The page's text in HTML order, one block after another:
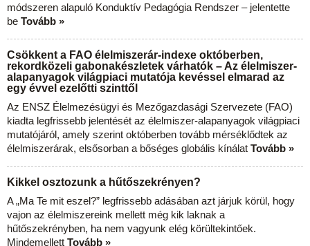
módszeren alapuló Konduktív Pedagógia Rendszer – jelentette
be Tovább »
Csökkent a FAO élelmiszerár-indexe októberben,
rekordközeli gabonakészletek várhatók – Az élelmiszer-
alapanyagok világpiaci mutatója kevéssel elmarad az
egy évvel ezelőtti szinttől
Az ENSZ Élelmezésügyi és Mezőgazdasági Szervezete (FAO)
kiadta legfrissebb jelentését az élelmiszer-alapanyagok világpiaci
mutatójáról, amely szerint októberben tovább mérséklődtek az
élelmiszerárak, elsősorban a bőséges globális kínálat Tovább »
Kikkel osztozunk a hűtőszekrényen?
A „Ma Te mit eszel?” legfrissebb adásában azt járjuk körül, hogy
vajon az élelmiszereink mellett még kik laknak a
hűtőszekrényben, ha nem vagyunk elég körültekintőek.
Mindemellett Tovább »